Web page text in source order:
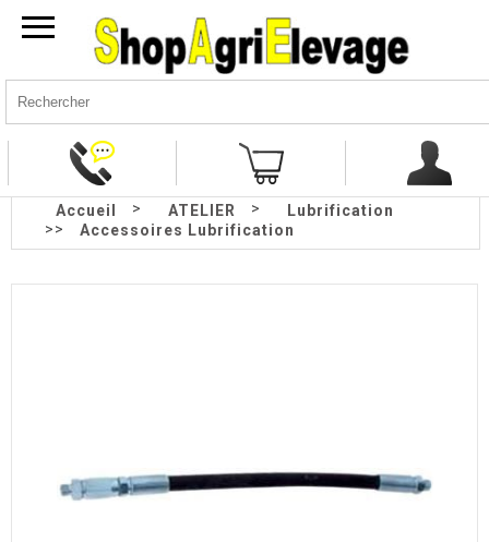
Accueil > ATELIER >
Lubrification
>>
Accessoires Lubrification